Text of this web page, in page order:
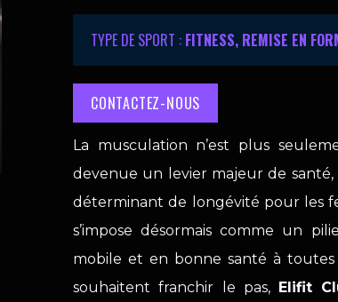
TYPE DE SPORT : FITNESS, REMISE EN
CONTACTEZ-NOUS
La musculation n’est plus
devenue un levier majeur de
déterminant de longévité pour les
s’impose désormais comme un
mobile et en bonne santé à
souhaitent franchir le pas, Elifit